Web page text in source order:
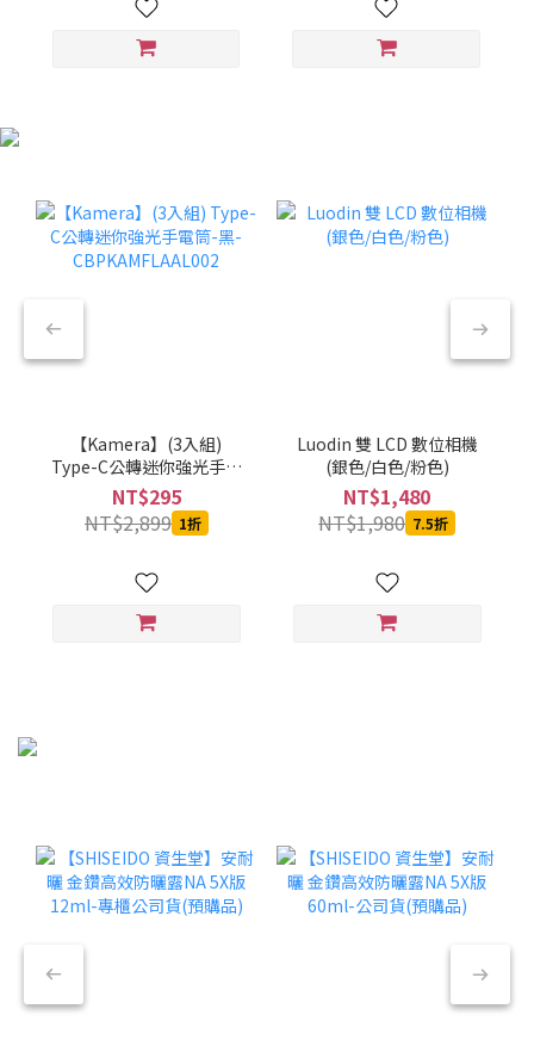
【Kamera】(3入組)
Type-C公轉迷你強光手電
筒-黑-CBPKAMFLAAL002
NT$295
NT$2,899 1折
Luodin 雙 LCD 數位相機
(銀色/白色/粉色)
NT$1,480
NT$1,980 7.5折